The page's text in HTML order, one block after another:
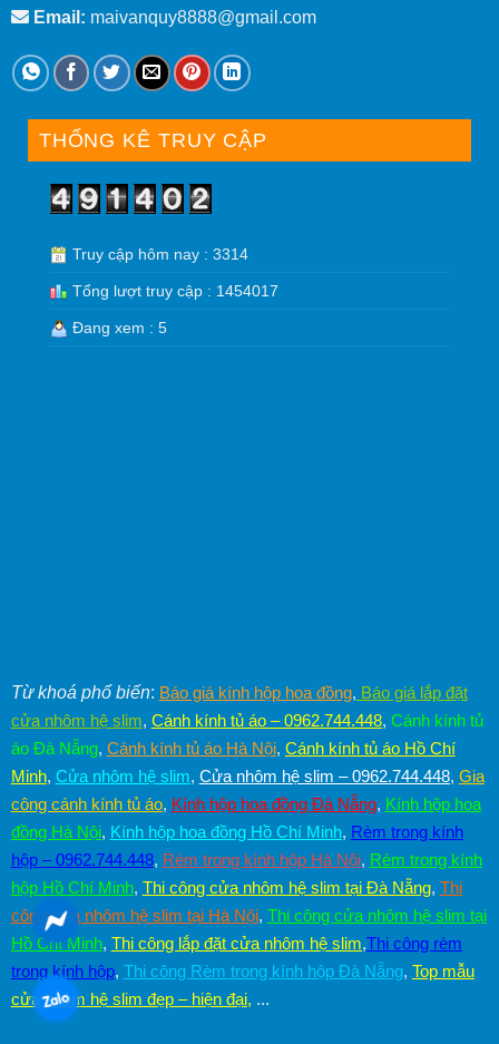
Email: maivanquy8888@gmail.com
THỐNG KÊ TRUY CẬP
Truy cập hôm nay : 3314
Tổng lượt truy cập : 1454017
Đang xem : 5
Từ khoá phổ biến: Báo giá kính hộp hoa đồng, Báo giá lắp đặt
cửa nhôm hệ slim, Cánh kính tủ áo – 0962.744.448, Cánh kính tủ
áo Đà Nẵng, Cánh kính tủ áo Hà Nội, Cánh kính tủ áo Hồ Chí
Minh, Cửa nhôm hệ slim, Cửa nhôm hệ slim – 0962.744.448, Gia
công cánh kính tủ áo, Kính hộp hoa đồng Đà Nẵng, Kính hộp hoa
đồng Hà Nội, Kính hộp hoa đồng Hồ Chí Minh, Rèm trong kính
hộp – 0962.744.448, Rèm trong kính hộp Hà Nội, Rèm trong kính
hộp Hồ Chí Minh, Thi công cửa nhôm hệ slim tại Đà Nẵng, Thi
công cửa nhôm hệ slim tại Hà Nội, Thi công cửa nhôm hệ slim tại
Hồ Chí Minh, Thi công lắp đặt cửa nhôm hệ slim,Thi công rèm
trong kính hộp, Thi công Rèm trong kính hộp Đà Nẵng, Top mẫu
cửa nhôm hệ slim đẹp – hiện đại, ...